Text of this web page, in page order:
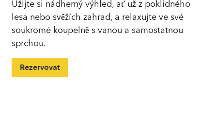
Užijte si nádherný výhled, ať už z poklidného
lesa nebo svěžích zahrad, a relaxujte ve své
soukromé koupelně s vanou a samostatnou
sprchou.
Rezervovat